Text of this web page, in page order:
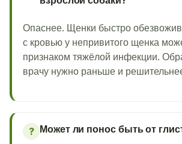
Опаснее. Щенки быстро
с кровью у непривитого щенка
признаком тяжёлой инфекции.
врачу нужно раньше и
? Может ли понос быть от